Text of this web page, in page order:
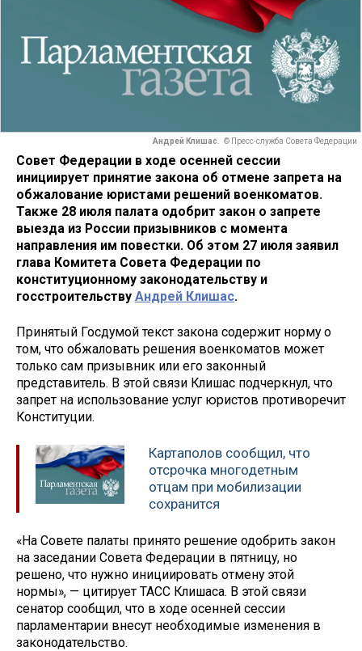
Андрей Клишас. © Пресс-служба Совета Федерации
Совет Федерации в ходе осенней сессии
инициирует принятие закона об отмене запрета на
обжалование юристами решений военкоматов.
Также 28 июля палата одобрит закон о запрете
выезда из России призывников с момента
направления им повестки. Об этом 27 июля заявил
глава Комитета Совета Федерации по
конституционному законодательству и
госстроительству Андрей Клишас.
Принятый Госдумой текст закона содержит норму о
том, что обжаловать решения военкоматов может
только сам призывник или его законный
представитель. В этой связи Клишас подчеркнул, что
запрет на использование услуг юристов противоречит
Конституции.
Картаполов сообщил, что
отсрочка многодетным
отцам при мобилизации
сохранится
«На Совете палаты принято решение одобрить закон
на заседании Совета Федерации в пятницу, но
решено, что нужно инициировать отмену этой
нормы», — цитирует ТАСС Клишаса. В этой связи
сенатор сообщил, что в ходе осенней сессии
парламентарии внесут необходимые изменения в
законодательство.